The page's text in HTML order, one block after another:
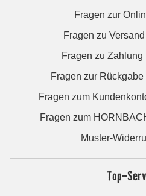
Fragen zur
Fragen zu
Fragen zu
Fragen zur
Fragen zum
Fragen zum
Muster-
Top-